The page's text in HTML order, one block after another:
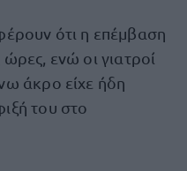
ότι η επέμβαση
ενώ οι γιατροί
άκρο είχε ήδη
του στο